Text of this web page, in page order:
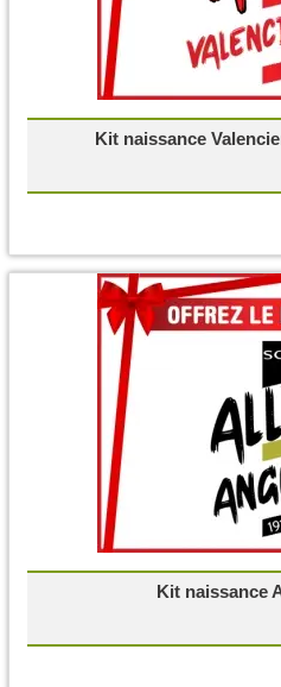
Kit naissance
Kit naissance